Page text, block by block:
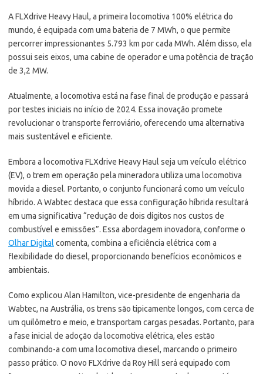
A FLXdrive Heavy Haul, a primeira locomotiva 100% elétrica do
mundo, é equipada com uma bateria de 7 MWh, o que permite
percorrer impressionantes 5.793 km por cada MWh. Além disso, ela
possui seis eixos, uma cabine de operador e uma potência de tração
de 3,2 MW.
Atualmente, a locomotiva está na fase final de produção e passará
por testes iniciais no início de 2024. Essa inovação promete
revolucionar o transporte ferroviário, oferecendo uma alternativa
mais sustentável e eficiente.
Embora a locomotiva FLXdrive Heavy Haul seja um veículo elétrico
(EV), o trem em operação pela mineradora utiliza uma locomotiva
movida a diesel. Portanto, o conjunto funcionará como um veículo
híbrido. A Wabtec destaca que essa configuração híbrida resultará
em uma significativa “redução de dois dígitos nos custos de
combustível e emissões”. Essa abordagem inovadora, conforme o
Olhar Digital comenta, combina a eficiência elétrica com a
flexibilidade do diesel, proporcionando benefícios econômicos e
ambientais.
Como explicou Alan Hamilton, vice-presidente de engenharia da
Wabtec, na Austrália, os trens são tipicamente longos, com cerca de
um quilômetro e meio, e transportam cargas pesadas. Portanto, para
a fase inicial de adoção da locomotiva elétrica, eles estão
combinando-a com uma locomotiva diesel, marcando o primeiro
passo prático. O novo FLXdrive da Roy Hill será equipado com